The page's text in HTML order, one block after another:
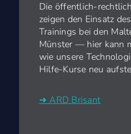
Die öffentlich-
zeigen den Einsatz
Trainings bei den
Münster — hier kann
wie unsere
Hilfe-Kurse neu
➜ ARD Brisant